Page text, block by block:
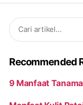
Search
for:
Recommended
9 Manfaat